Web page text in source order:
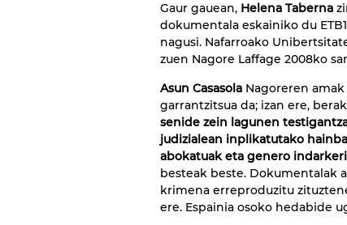
Gaur gauean, Helena Taberna
dokumentala eskainiko du
nagusi. Nafarroako
zuen Nagore Laffage 2008ko
Asun Casasola Nagoreren
garrantzitsua da; izan ere,
senide zein lagunen
judizialean inplikatutako
abokatuak eta genero
besteak beste. Dokumentalak
krimena erreproduzitu
ere. Espainia osoko hedabide